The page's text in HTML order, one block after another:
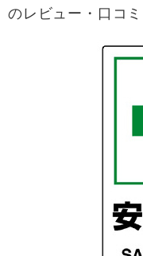
のレビュー・口コミ